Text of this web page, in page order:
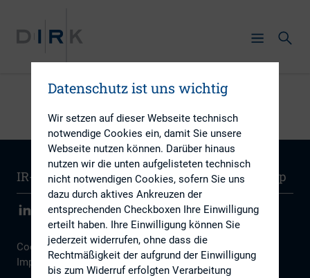
IR-Wissen Kontakt Newsletter Sitemap
Cookie Einstellungen | Datenschutz |
Impressum
Datenschutz ist uns wichtig
Wir setzen auf dieser Webseite technisch
notwendige Cookies ein, damit Sie unsere
Webseite nutzen können. Darüber hinaus
nutzen wir die unten aufgelisteten technisch
nicht notwendigen Cookies, sofern Sie uns
dazu durch aktives Ankreuzen der
entsprechenden Checkboxen Ihre Einwilligung
erteilt haben. Ihre Einwilligung können Sie
jederzeit widerrufen, ohne dass die
Rechtmäßigkeit der aufgrund der Einwilligung
bis zum Widerruf erfolgten Verarbeitung